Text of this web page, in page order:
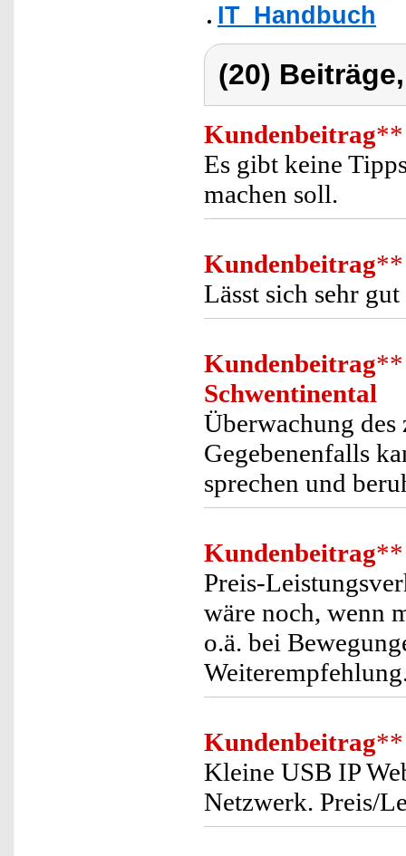
IT_Handbuch
(20)
Kundenbeitrag**
Es gibt keine
machen soll.
Kundenbeitrag**
Lässt sich sehr
Kundenbeitrag**
Schwentinental
Überwachung des
Gegebenenfalls
sprechen und
Kundenbeitrag**
Preis-
wäre noch, wenn
o.ä. bei
Kundenbeitrag**
Kleine USB IP
Netzwerk. Preis/